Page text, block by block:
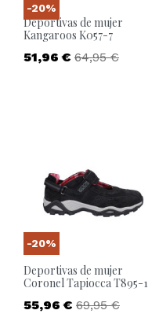
Deportivas de mujer
Kangaroos K057-7
Precio
51,96 € Precio base
64,95 €
-20%
Deportivas de mujer
Coronel Tapiocca T895-1
Precio
55,96 € Precio base
69,95 €
-20%